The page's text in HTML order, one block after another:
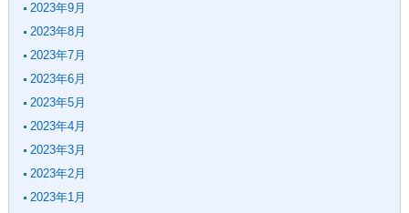
2023年9月
2023年8月
2023年7月
2023年6月
2023年5月
2023年4月
2023年3月
2023年2月
2023年1月